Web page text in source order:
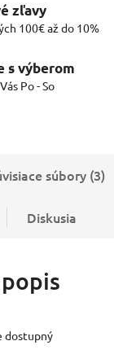
zľavy
100€ až do 10%
s výberom
Po - So
súbory (3)
Diskusia
dostupný